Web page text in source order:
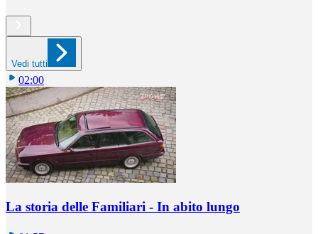
Vedi tutti
02:00
La storia delle Familiari - In abito lungo